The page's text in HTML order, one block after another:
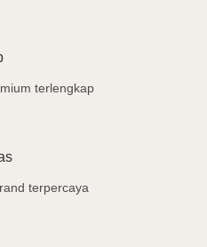
terlengkap
terpercaya